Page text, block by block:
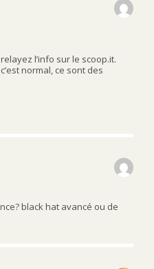
l’info sur le scoop.it.
normal, ce sont des
black hat avancé ou de